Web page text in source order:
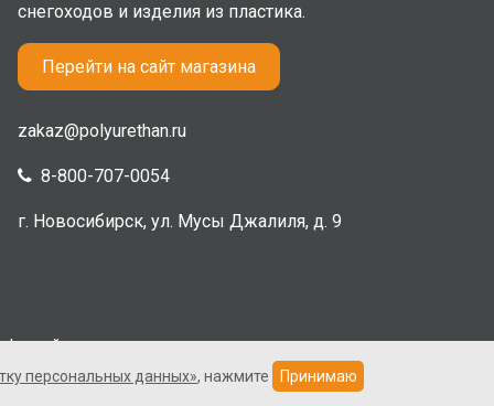
снегоходов и изделия из пластика.
Перейти на сайт магазина
zakaz@polyurethan.ru
8-800-707-0054
г. Новосибирск, ул. Мусы Джалиля, д. 9
персональных данных», нажмите Принимаю